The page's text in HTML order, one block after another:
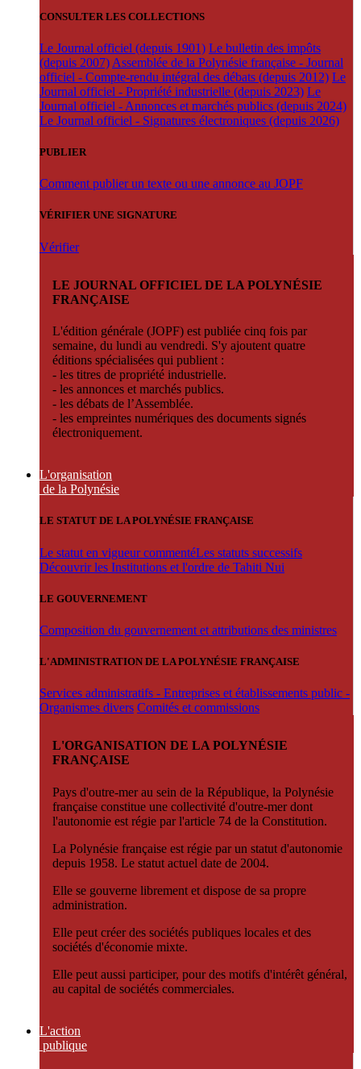
CONSULTER LES COLLECTIONS
Le Journal officiel (depuis 1901) Le bulletin des impôts
(depuis 2007) Assemblée de la Polynésie française - Journal
officiel - Compte-rendu intégral des débats (depuis 2012) Le
Journal officiel - Propriété industrielle (depuis 2023) Le
Journal officiel - Annonces et marchés publics (depuis 2024)
Le Journal officiel - Signatures électroniques (depuis 2026)
PUBLIER
Comment publier un texte ou une annonce au JOPF
VÉRIFIER UNE SIGNATURE
Vérifier
LE JOURNAL OFFICIEL DE LA POLYNÉSIE
FRANÇAISE
L'édition générale (JOPF) est publiée cinq fois par
semaine, du lundi au vendredi. S'y ajoutent quatre
éditions spécialisées qui publient :
- les titres de propriété industrielle.
- les annonces et marchés publics.
- les débats de l’Assemblée.
- les empreintes numériques des documents signés
électroniquement.
L'organisation
de la Polynésie
LE STATUT DE LA POLYNÉSIE FRANÇAISE
Le statut en vigueur commentéLes statuts successifs
Découvrir les Institutions et l'ordre de Tahiti Nui
LE GOUVERNEMENT
Composition du gouvernement et attributions des ministres
L'ADMINISTRATION DE LA POLYNÉSIE FRANÇAISE
Services administratifs - Entreprises et établissements public -
Organismes divers Comités et commissions
L'ORGANISATION DE LA POLYNÉSIE
FRANÇAISE
Pays d'outre-mer au sein de la République, la Polynésie
française constitue une collectivité d'outre-mer dont
l'autonomie est régie par l'article 74 de la Constitution.
La Polynésie française est régie par un statut d'autonomie
depuis 1958. Le statut actuel date de 2004.
Elle se gouverne librement et dispose de sa propre
administration.
Elle peut créer des sociétés publiques locales et des
sociétés d'économie mixte.
Elle peut aussi participer, pour des motifs d'intérêt général,
au capital de sociétés commerciales.
L'action
publique